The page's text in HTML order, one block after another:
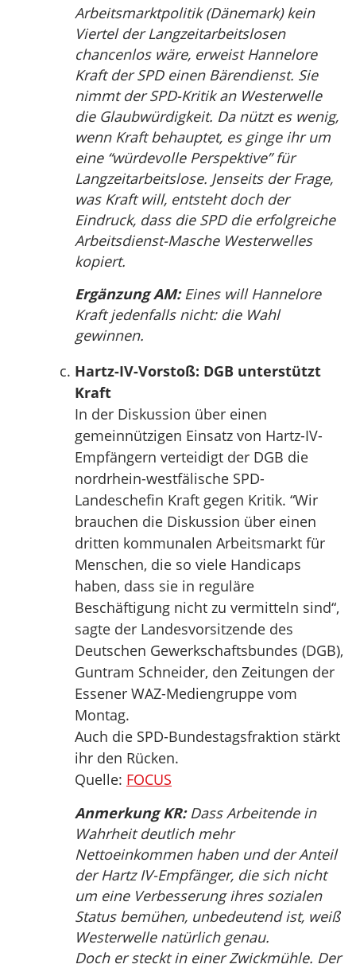
Arbeitsmarktpolitik (Dänemark) kein
Viertel der Langzeitarbeitslosen
chancenlos wäre, erweist Hannelore
Kraft der SPD einen Bärendienst. Sie
nimmt der SPD-Kritik an Westerwelle
die Glaubwürdigkeit. Da nützt es wenig,
wenn Kraft behauptet, es ginge ihr um
eine “würdevolle Perspektive” für
Langzeitarbeitslose. Jenseits der Frage,
was Kraft will, entsteht doch der
Eindruck, dass die SPD die erfolgreiche
Arbeitsdienst-Masche Westerwelles
kopiert.
Ergänzung AM:Eines will Hannelore
Kraft jedenfalls nicht: die Wahl
gewinnen.
Hartz-IV-Vorstoß: DGB unterstützt
Kraft
In der Diskussion über einen
gemeinnützigen Einsatz von Hartz-IV-
Empfängern verteidigt der DGB die
nordrhein-westfälische SPD-
Landeschefin Kraft gegen Kritik. “Wir
brauchen die Diskussion über einen
dritten kommunalen Arbeitsmarkt für
Menschen, die so viele Handicaps
haben, dass sie in reguläre
Beschäftigung nicht zu vermitteln sind“,
sagte der Landesvorsitzende des
Deutschen Gewerkschaftsbundes (DGB),
Guntram Schneider, den Zeitungen der
Essener WAZ-Mediengruppe vom
Montag.
Auch die SPD-Bundestagsfraktion stärkt
ihr den Rücken.
Quelle: FOCUS
Anmerkung KR:Dass Arbeitende in
Wahrheit deutlich mehr
Nettoeinkommen haben und der Anteil
der Hartz IV-Empfänger, die sich nicht
um eine Verbesserung ihres sozialen
Status bemühen, unbedeutend ist, weiß
Westerwelle natürlich genau.
Doch er steckt in einer Zwickmühle. Der